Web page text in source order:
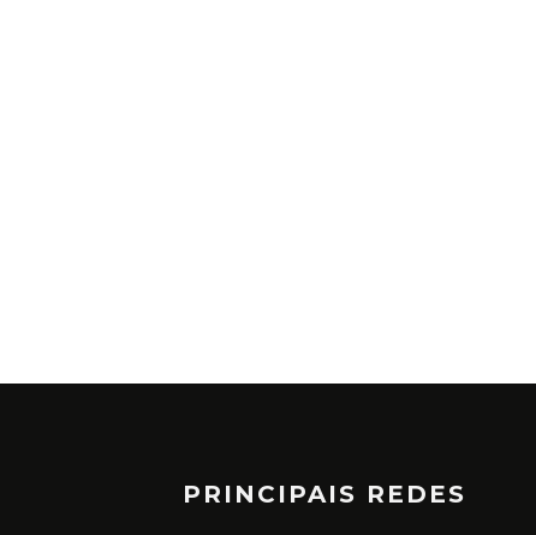
PRINCIPAIS REDES